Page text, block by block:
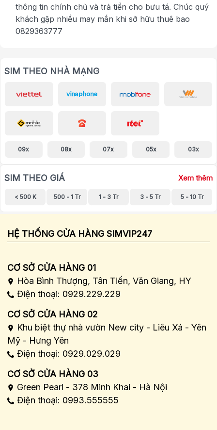
thông tin chính chủ và trả tiền cho bưu tá. Chúc quý
khách gặp nhiều may mắn khi sở hữu thuê bao
0829363777
SIM THEO NHÀ MẠNG
09x 08x 07x 05x 03x
SIM THEO GIÁ Xem thêm
< 500 K 500 - 1 Tr 1 - 3 Tr 3 - 5 Tr 5 - 10 Tr
HỆ THỐNG CỬA HÀNG SIMVIP247
CƠ SỞ CỬA HÀNG 01
Hòa Bình Thượng, Tân Tiến, Văn Giang, HY
Điện thoại: 0929.229.229
CƠ SỞ CỬA HÀNG 02
Khu biệt thự nhà vườn New city - Liêu Xá - Yên
Mỹ - Hưng Yên
Điện thoại: 0929.029.029
CƠ SỞ CỬA HÀNG 03
Green Pearl - 378 Minh Khai - Hà Nội
Điện thoại: 0993.555555